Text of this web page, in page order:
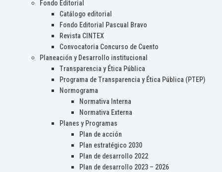
Fondo Editorial
Catálogo editorial
Fondo Editorial Pascual Bravo
Revista CINTEX
Convocatoria Concurso de Cuento
Planeación y Desarrollo institucional
Transparencia y Ética Pública
Programa de Transparencia y Ética Pública (PTEP)
Normograma
Normativa Interna
Normativa Externa
Planes y Programas
Plan de acción
Plan estratégico 2030
Plan de desarrollo 2022
Plan de desarrollo 2023 – 2026